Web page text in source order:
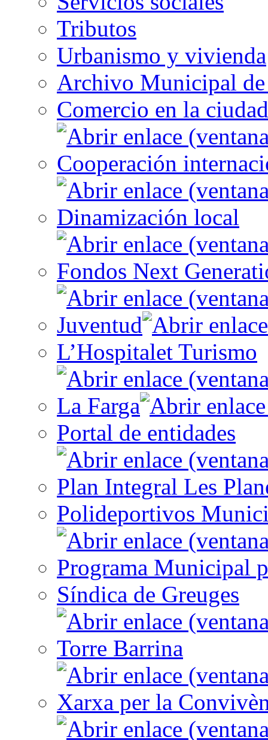
Tributos
Urbanismo y vivienda
Archivo Municipal de
Comercio en la ciudad
Cooperación
Dinamización local
Fondos Next
Juventud
L’Hospitalet Turismo
La Farga
Portal de entidades
Plan Integral Les
Polideportivos
Programa Municipal
Síndica de Greuges
Torre Barrina
Xarxa per la